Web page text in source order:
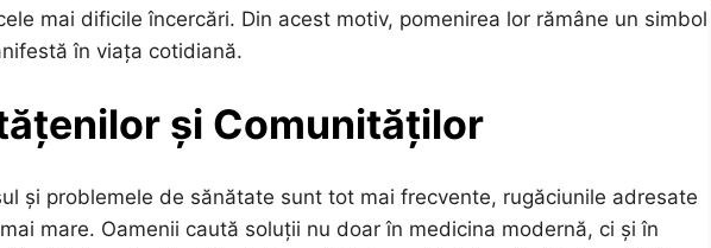
mai dificile încercări. Din acest motiv, pomenirea lor rămâne un simbol
în viața cotidiană.
și Comunităților
și problemele de sănătate sunt tot mai frecvente, rugăciunile adresate
mare. Oamenii caută soluții nu doar în medicina modernă, ci și în